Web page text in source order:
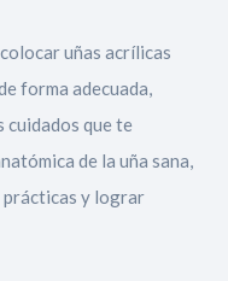
uñas acrílicas
forma adecuada,
cuidados que te
de la uña sana,
prácticas y lograr